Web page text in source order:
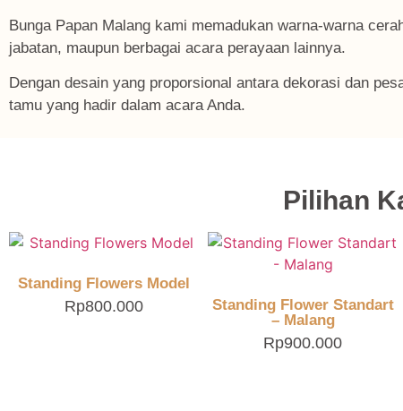
Bunga Papan Malang kami memadukan warna-warna
jabatan, maupun berbagai acara perayaan lainnya.
Dengan desain yang proporsional antara dekorasi dan
tamu yang hadir dalam acara Anda.
Pilihan
Standing Flowers Model
Rp800.000
Standing Flower Standart
– Malang
Rp900.000